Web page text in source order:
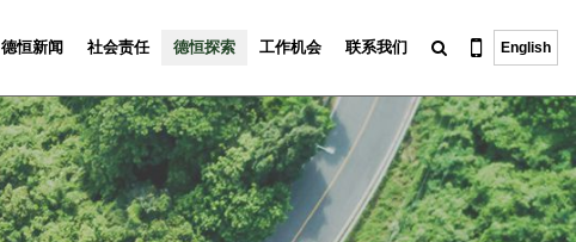
德恒新闻 社会责任 德恒探索 工作机会 联系我们 English